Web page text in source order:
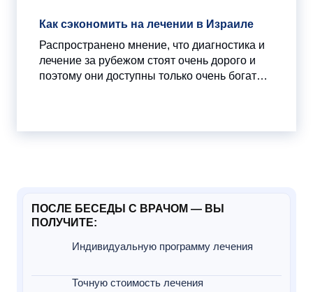
Как сэкономить на лечении в Израиле
Распространено мнение, что диагностика и
лечение за рубежом стоят очень дорого и
поэтому они доступны только очень богатым
ПОСЛЕ БЕСЕДЫ С ВРАЧОМ — ВЫ
ПОЛУЧИТЕ:
Индивидуальную программу лечения
Точную стоимость лечения